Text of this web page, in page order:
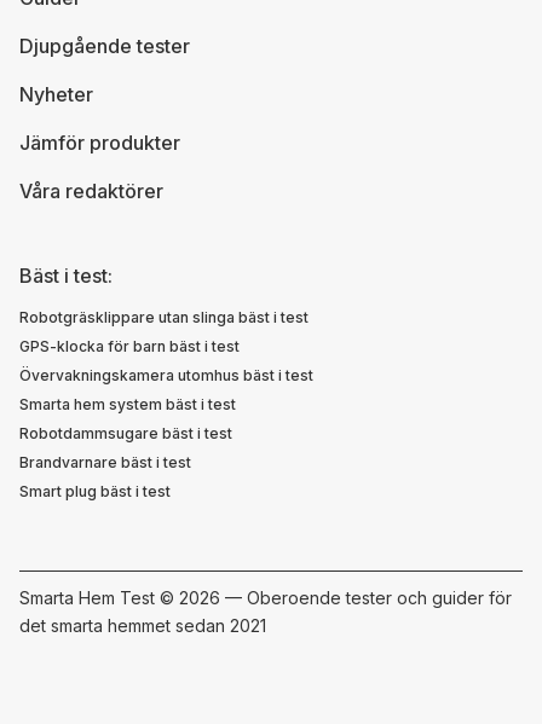
Djupgående tester
Nyheter
Jämför produkter
Våra redaktörer
Bäst i test:
Robotgräsklippare utan slinga bäst i test
GPS-klocka för barn bäst i test
Övervakningskamera utomhus bäst i test
Smarta hem system bäst i test
Robotdammsugare bäst i test
Brandvarnare bäst i test
Smart plug bäst i test
Smarta Hem Test © 2026 — Oberoende tester och guider för
det smarta hemmet sedan 2021